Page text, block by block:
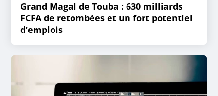
Grand Magal de Touba : 630 milliards
FCFA de retombées et un fort potentiel
d’emplois